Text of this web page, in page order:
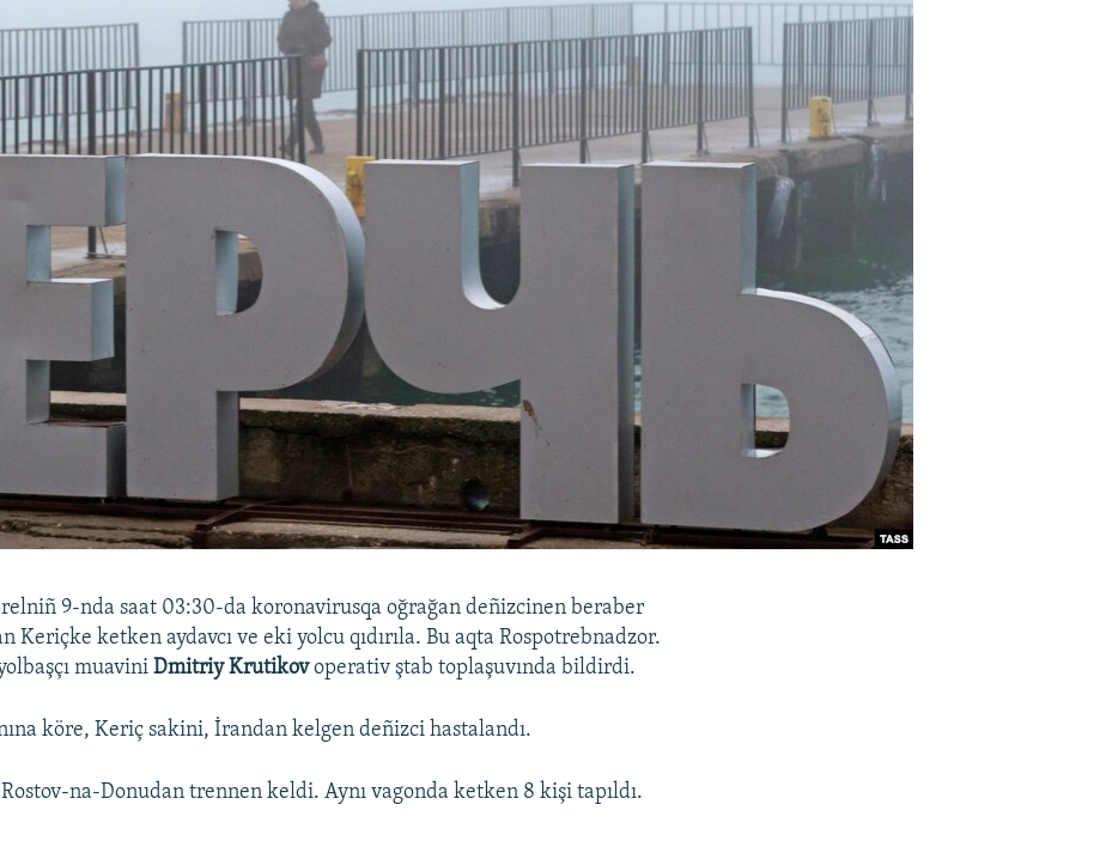
9-nda saat 03:30-da koronavirusqa oğrağan deñizcinen beraber
Keriçke ketken aydavcı ve eki yolcu qıdırıla. Bu aqta Rospotrebnadzor.
muaviniDmitriy Krutikovoperativ ştab toplaşuvında bildirdi.
köre, Keriç sakini, İrandan kelgen deñizci hastalandı.
Rostov-na-Donudan trennen keldi. Aynı vagonda ketken 8 kişi tapıldı.